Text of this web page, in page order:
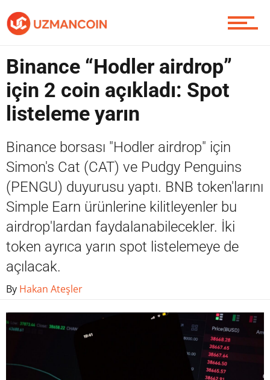
Yazarlardan
Piyasa
Contact / İletişim
Binance “Hodler airdrop”
için 2 coin açıkladı: Spot
listeleme yarın
Binance borsası "Hodler airdrop" için
Simon's Cat (CAT) ve Pudgy Penguins
(PENGU) duyurusu yaptı. BNB token'larını
Simple Earn ürünlerine kilitleyenler bu
airdrop'lardan faydalanabilecekler. İki
token ayrıca yarın spot listelemeye de
açılacak.
By Hakan Ateşler